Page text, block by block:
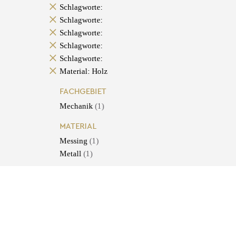
Schlagworte:
Schlagworte:
Schlagworte:
Schlagworte:
Schlagworte:
Material: Holz
FACHGEBIET
Mechanik (1)
MATERIAL
Messing (1)
Metall (1)